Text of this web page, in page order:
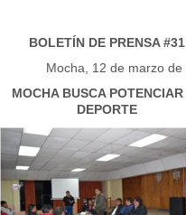
BOLETÍN DE PRENSA #31
Mocha, 12 de marzo de
MOCHA BUSCA
DEPORTE